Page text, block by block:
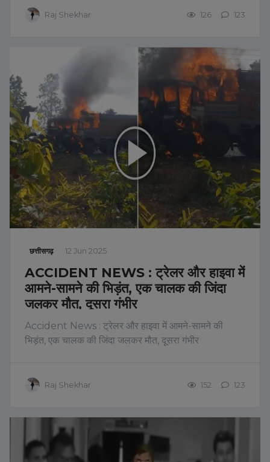
Raj Shekhar 126 123
छत्तीसगढ़ 12 Jun 2025
ACCIDENT NEWS : ट्रेलर और हाइवा में
आमने-सामने की भिड़ंत, एक चालक की जिंदा
जलकर मौत, दूसरा गंभीर
Accident News : ट्रेलर और हाइवा में आमने-सामने की
भिड़ंत, एक चालक की जिंदा जलकर मौत, दूसरा गंभीर
Raj Shekhar 152 123